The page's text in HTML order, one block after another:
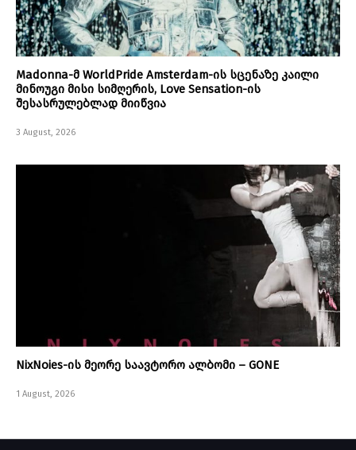
Madonna-მ WorldPride Amsterdam-ის სცენაზე კაილი
მინოუგი მისი სიმღერის, Love Sensation-ის
შესასრულებლად მიიწვია
3 August, 2026
NixNoies-ის მეორე საავტორო ალბომი – GONE
1 August, 2026